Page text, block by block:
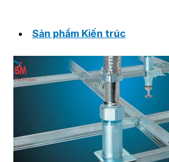
Sản phẩm Kiến trúc
NGÓI BITUM PHỦ ĐÁ IKO
MARATHON (VIÊN GẠCH)
ARMOURSHIELD (TỔ ONG)
SUPERGLASS BIBER (VẢY CÁ)
CAMBRIDGE (XẾP LỚP)
CAMBRIDGE XTREME